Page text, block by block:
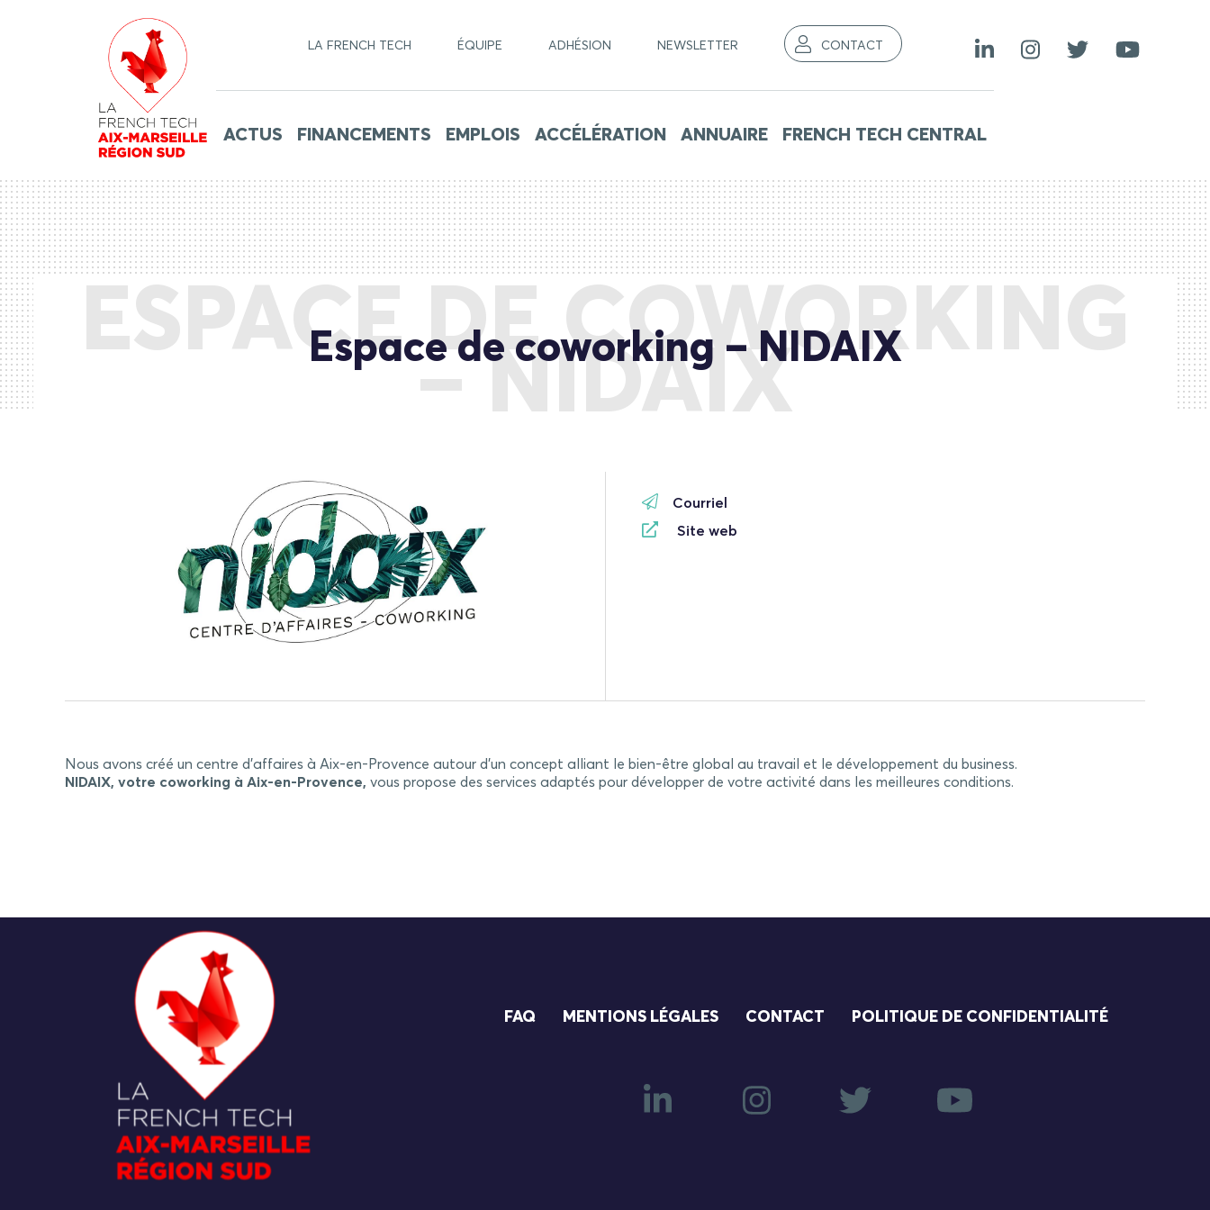
LA FRENCH TECH ÉQUIPE ADHÉSION NEWSLETTER CONTACT
ACTUS FINANCEMENTS EMPLOIS ACCÉLÉRATION ANNUAIRE FRENCH TECH CENTRAL
ESPACE DE COWORKING
– NIDAIX
Espace de coworking – NIDAIX
Courriel
Site web
Nous avons créé un centre d’affaires à Aix-en-Provence autour d’un concept alliant le bien-être global au travail et le développement du business.
NIDAIX, votre coworking à Aix-en-Provence, vous propose des services adaptés pour développer de votre activité dans les meilleures conditions.
FAQ MENTIONS LÉGALES CONTACT POLITIQUE DE CONFIDENTIALITÉ